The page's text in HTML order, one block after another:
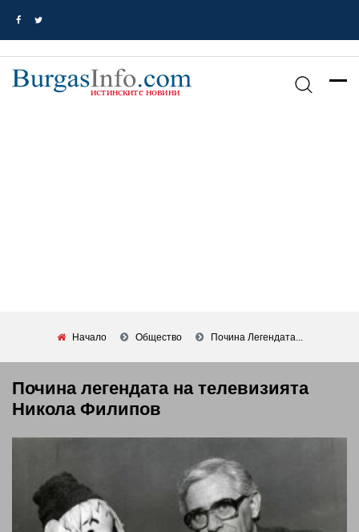
Начало Общество Почина Легендата...
Почина легендата на телевизията
Никола Филипов